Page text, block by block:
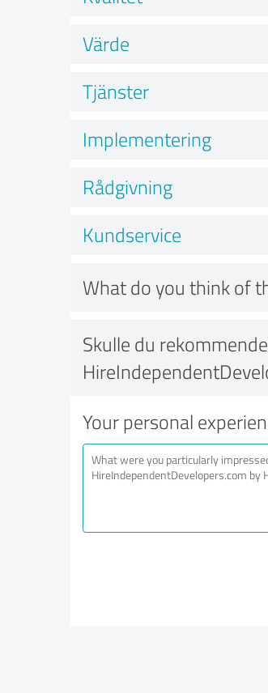
Värde
Tjänster
Implementering
Rådgivning
Kundservice
What do you think of
Skulle du
Your personal